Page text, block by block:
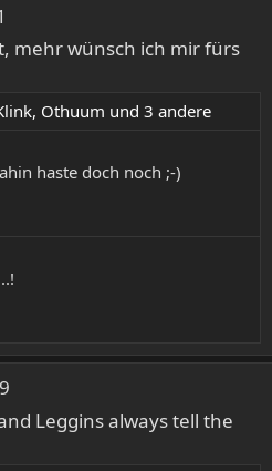
mehr wünsch ich mir fürs
, Othuum und 3 andere
haste doch noch ;-)
Leggins always tell the